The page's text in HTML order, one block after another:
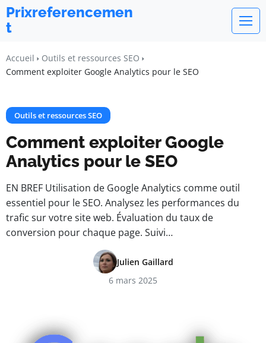
Prixreferencemen
t
Accueil
Outils et ressources SEO
Comment exploiter Google Analytics pour le SEO
Outils et ressources SEO
Comment exploiter Google
Analytics pour le SEO
EN BREF Utilisation de Google Analytics comme outil
essentiel pour le SEO. Analysez les performances du
trafic sur votre site web. Évaluation du taux de
conversion pour chaque page. Suivi…
Julien Gaillard
6 mars 2025